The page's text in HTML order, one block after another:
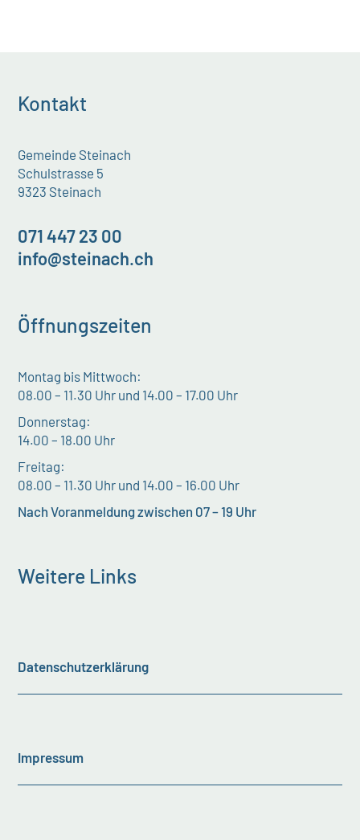
Kontakt
Gemeinde Steinach
Schulstrasse 5
9323 Steinach
071 447 23 00
info@steinach.ch
Öffnungszeiten
Montag bis Mittwoch:
08.00 – 11.30 Uhr und 14.00 – 17.00 Uhr
Donnerstag:
14.00 – 18.00 Uhr
Freitag:
08.00 – 11.30 Uhr und 14.00 – 16.00 Uhr
Nach Voranmeldung zwischen 07 – 19 Uhr
Weitere Links
Datenschutzerklärung
Impressum